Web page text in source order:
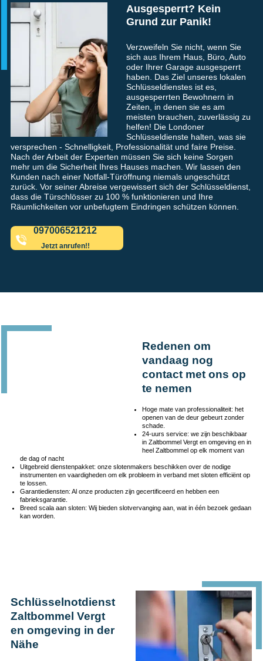
Ausgesperrt? Kein
Grund zur Panik!
Verzweifeln Sie nicht, wenn Sie
sich aus Ihrem Haus, Büro, Auto
oder Ihrer Garage ausgesperrt
haben. Das Ziel unseres lokalen
Schlüsseldienstes ist es,
ausgesperrten Bewohnern in
Zeiten, in denen sie es am
meisten brauchen, zuverlässig zu
helfen! Die Londoner
Schlüsseldienste halten, was sie
versprechen - Schnelligkeit, Professionalität und faire Preise.
Nach der Arbeit der Experten müssen Sie sich keine Sorgen
mehr um die Sicherheit Ihres Hauses machen. Wir lassen den
Kunden nach einer Notfall-Türöffnung niemals ungeschützt
zurück. Vor seiner Abreise vergewissert sich der Schlüsseldienst,
dass die Türschlösser zu 100 % funktionieren und Ihre
Räumlichkeiten vor unbefugtem Eindringen schützen können.
097006521212
Jetzt anrufen!!
Redenen om
vandaag nog
contact met ons op
te nemen
Hoge mate van professionaliteit: het
openen van de deur gebeurt zonder
schade.
24-uurs service: we zijn beschikbaar
in Zaltbommel Vergt en omgeving en in
heel Zaltbommel op elk moment van
de dag of nacht
Uitgebreid dienstenpakket: onze slotenmakers beschikken over de nodige
instrumenten en vaardigheden om elk probleem in verband met sloten efficiënt op
te lossen.
Garantiediensten: Al onze producten zijn gecertificeerd en hebben een
fabrieksgarantie.
Breed scala aan sloten: Wij bieden slotvervanging aan, wat in één bezoek gedaan
kan worden.
Schlüsselnotdienst
Zaltbommel Vergt
en omgeving in der
Nähe